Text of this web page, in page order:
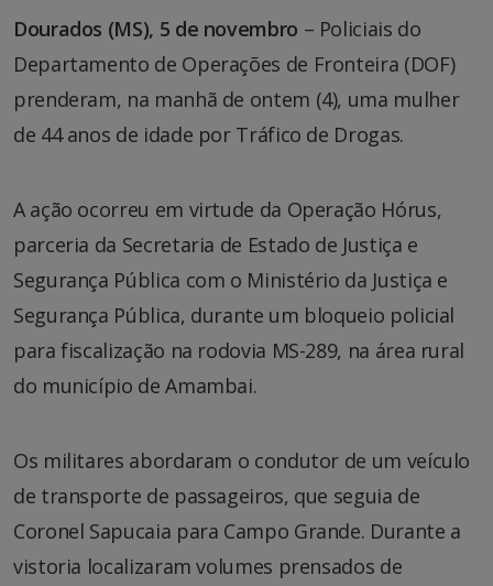
Dourados (MS), 5 de novembro – Policiais do
Departamento de Operações de Fronteira (DOF)
prenderam, na manhã de ontem (4), uma mulher
de 44 anos de idade por Tráfico de Drogas.
A ação ocorreu em virtude da Operação Hórus,
parceria da Secretaria de Estado de Justiça e
Segurança Pública com o Ministério da Justiça e
Segurança Pública, durante um bloqueio policial
para fiscalização na rodovia MS-289, na área rural
do município de Amambai.
Os militares abordaram o condutor de um veículo
de transporte de passageiros, que seguia de
Coronel Sapucaia para Campo Grande. Durante a
vistoria localizaram volumes prensados de